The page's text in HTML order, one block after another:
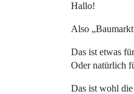
Hallo!
Also
Das ist etwas
Oder natürlich
Das ist wohl